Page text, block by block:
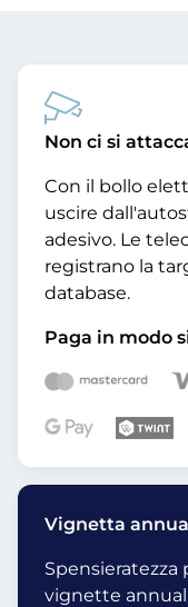
Non ci si
Con il bollo
uscire
adesivo. Le
registrano la
database.
Paga in modo
Vignetta
vignette